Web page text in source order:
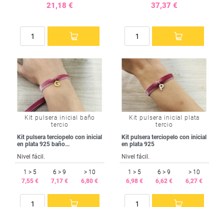
21,18 € 37,37 €
Kit pulsera inicial baño
tercio
Kit pulsera terciopelo con inicial
en plata 925 baño...
Nivel fácil.
1 > 5
7,55 €
6 > 9
7,17 €
> 10
6,80 €
Kit pulsera inicial plata
tercio
Kit pulsera terciopelo con inicial
en plata 925
Nivel fácil.
1 > 5
6,98 €
6 > 9
6,62 €
> 10
6,27 €